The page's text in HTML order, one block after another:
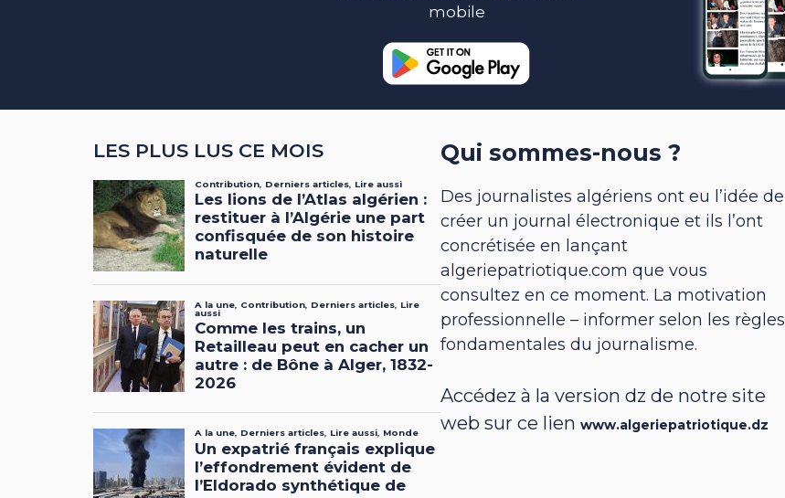
mobile
LES PLUS LUS CE MOIS Qui sommes-nous ?
Des journalistes algériens ont eu l’idée de
créer un journal électronique et ils l’ont
concrétisée en lançant
algeriepatriotique.com que vous
consultez en ce moment. La motivation
professionnelle – informer selon les règles
fondamentales du journalisme.
Accédez à la version dz de notre site
web sur ce lienwww.algeriepatriotique.dz